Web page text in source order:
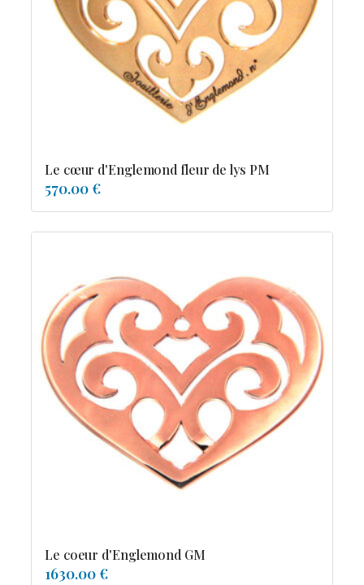
Resile
Reve-asie
Reve-de-pagode
Suspension et frissons
Diamants
Emeraude
Pierres de couleur
Saphir
rubis
saphir de couleur
tanzanite
tourmaline
Le cœur d'Englemond fleur de lys PM
570.00 €
Le coeur d'Englemond GM
1630.00 €